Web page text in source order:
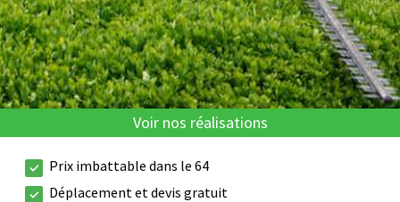
Voir nos réalisations
Prix imbattable dans le 64
Déplacement et devis gratuit